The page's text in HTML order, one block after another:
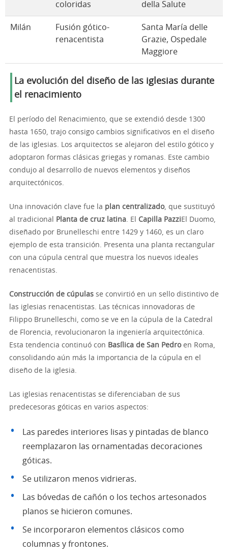
coloridas
della Salute
Milán
Fusión gótico-
renacentista
Santa María delle
Grazie, Ospedale
Maggiore
La evolución del diseño de las iglesias durante
el renacimiento
El período del Renacimiento, que se extendió desde 1300
hasta 1650, trajo consigo cambios significativos en el diseño
de las iglesias. Los arquitectos se alejaron del estilo gótico y
adoptaron formas clásicas griegas y romanas. Este cambio
condujo al desarrollo de nuevos elementos y diseños
arquitectónicos.
Una innovación clave fue la plan centralizado, que sustituyó
al tradicional
Planta de cruz latina. El Capilla Pazzi El Duomo,
diseñado por Brunelleschi entre 1429 y 1460, es un claro
ejemplo de esta transición. Presenta una planta rectangular
con una cúpula central que muestra los nuevos ideales
renacentistas.
Construcción de cúpulas se convirtió en un sello distintivo de
las iglesias renacentistas. Las técnicas innovadoras de
Filippo Brunelleschi, como se ve en la cúpula de la Catedral
de Florencia, revolucionaron la ingeniería arquitectónica.
Esta tendencia continuó con Basílica de San Pedroen Roma,
consolidando aún más la importancia de la cúpula en el
diseño de la iglesia.
Las iglesias renacentistas se diferenciaban de sus
predecesoras góticas en varios aspectos:
Las paredes interiores lisas y pintadas de blanco
reemplazaron las ornamentadas decoraciones
góticas.
Se utilizaron menos vidrieras.
Las bóvedas de cañón o los techos artesonados
planos se hicieron comunes.
Se incorporaron elementos clásicos como
columnas y frontones.